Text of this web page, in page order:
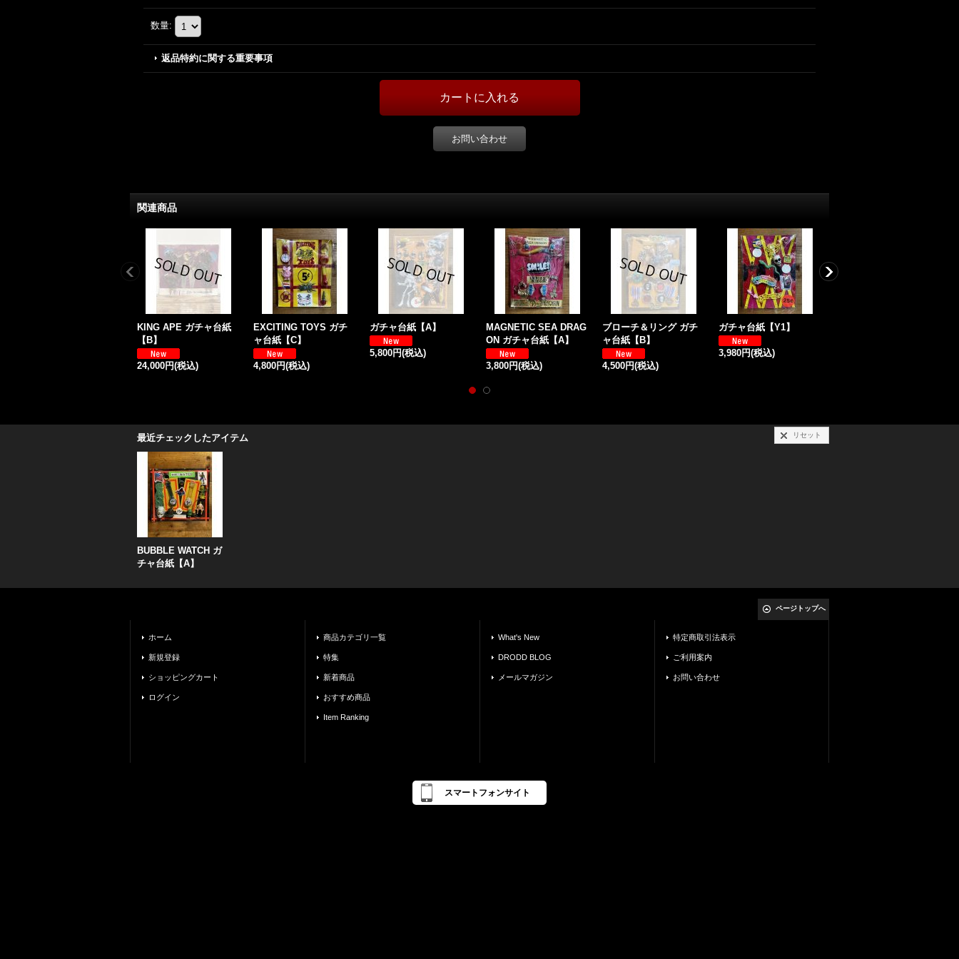
数量:
返品特約に関する重要事項
お問い合わせ
関連商品
KING APE ガチャ台紙
【B】
24,000円(税込)
EXCITING TOYS ガチ
ャ台紙【C】
4,800円(税込)
ガチャ台紙【A】
5,800円(税込)
MAGNETIC SEA DRAG
ON ガチャ台紙【A】
3,800円(税込)
ブローチ＆リング ガチ
ャ台紙【B】
4,500円(税込)
ガチャ台紙【Y1】
3,980円(税込)
最近チェックしたアイテム リセット
BUBBLE WATCH ガ
チャ台紙【A】
ページトップへ
ホーム
新規登録
ショッピングカート
ログイン
商品カテゴリ一覧
特集
新着商品
おすすめ商品
Item Ranking
What's New
DRODD BLOG
メールマガジン
特定商取引法表示
ご利用案内
お問い合わせ
スマートフォンサイト